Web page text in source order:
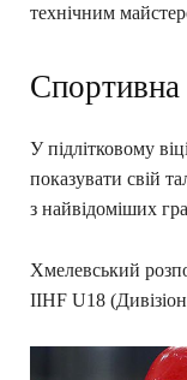
технічним
Спортивна
У підлітковому
показувати свій
з найвідоміших
Хмелевський
IIHF U18